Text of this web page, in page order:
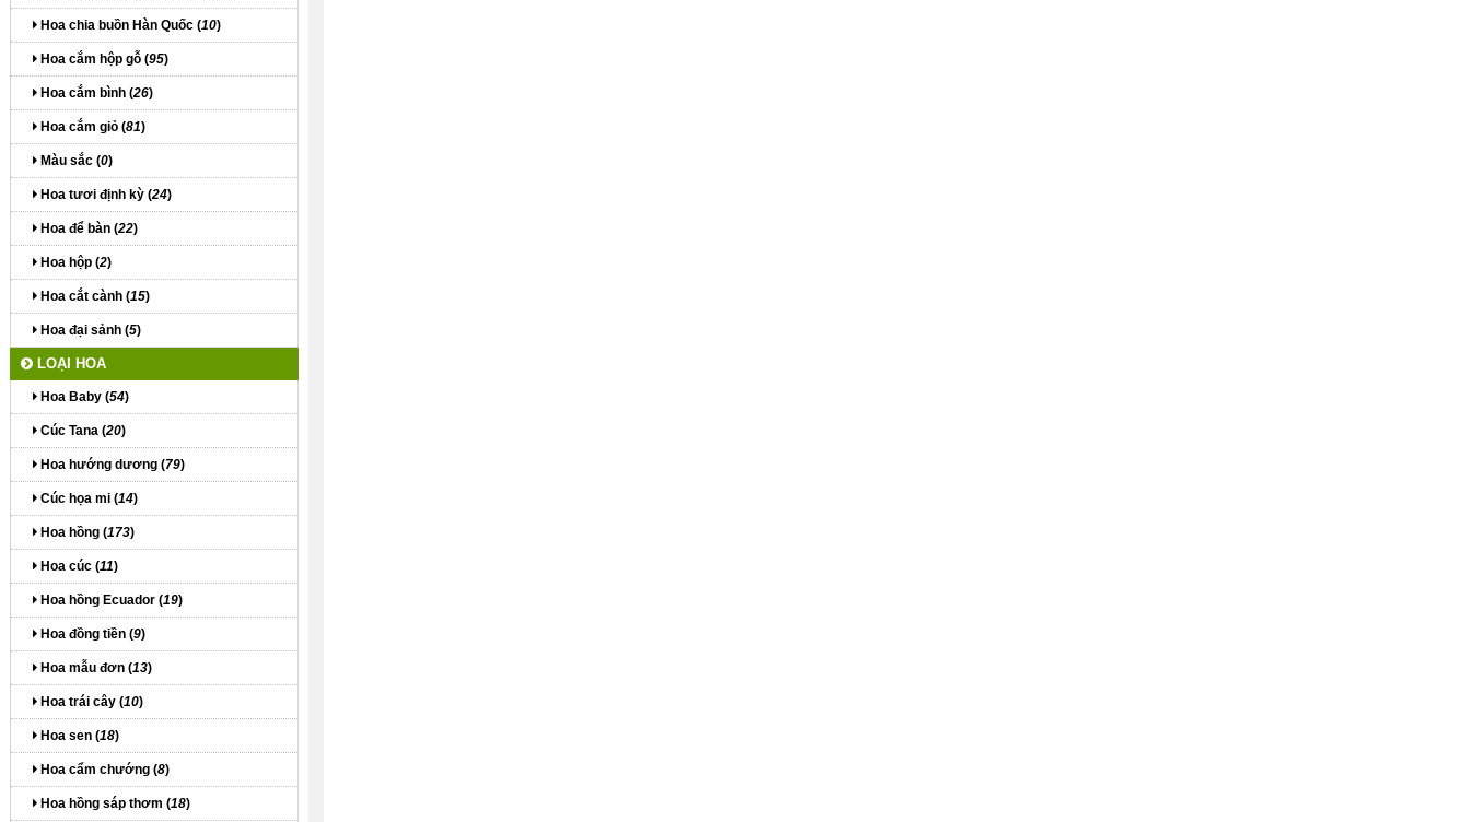
Hoa chia buồn Hàn Quốc (10)
Hoa cắm hộp gỗ (95)
Hoa cắm bình (26)
Hoa cắm giỏ (81)
Màu sắc (0)
Hoa tươi định kỳ (24)
Hoa để bàn (22)
Hoa hộp (2)
Hoa cắt cành (15)
Hoa đại sảnh (5)
LOẠI HOA
Hoa Baby (54)
Cúc Tana (20)
Hoa hướng dương (79)
Cúc họa mi (14)
Hoa hồng (173)
Hoa cúc (11)
Hoa hồng Ecuador (19)
Hoa đồng tiền (9)
Hoa mẫu đơn (13)
Hoa trái cây (10)
Hoa sen (18)
Hoa cẩm chướng (8)
Hoa hồng sáp thơm (18)